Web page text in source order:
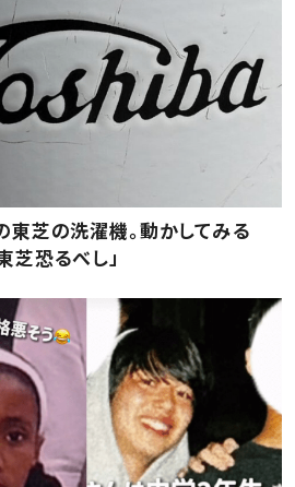
芝の洗濯機。動かしてみる
芝恐るべし」